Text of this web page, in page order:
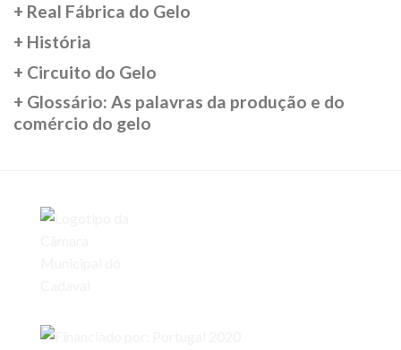
+ Real Fábrica do Gelo
+ História
+ Circuito do Gelo
+ Glossário: As palavras da produção e do
comércio do gelo